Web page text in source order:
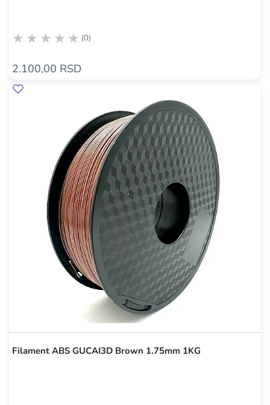
(0)
2.100,00 RSD
Filament ABS GUCAI3D Brown 1.75mm 1KG